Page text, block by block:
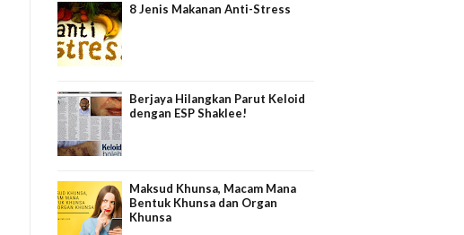
8 Jenis Makanan Anti-Stress
Berjaya Hilangkan Parut Keloid
dengan ESP Shaklee!
Maksud Khunsa, Macam Mana
Bentuk Khunsa dan Organ
Khunsa